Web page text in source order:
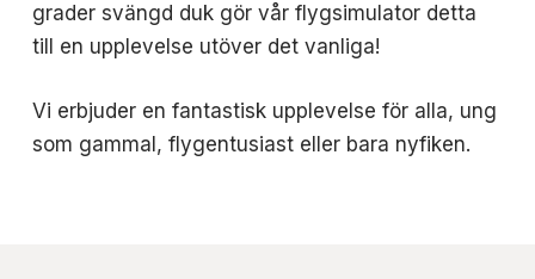
grader svängd duk gör vår flygsimulator detta
till en upplevelse utöver det vanliga!
Vi erbjuder en fantastisk upplevelse för alla, ung
som gammal, flygentusiast eller bara nyfiken.